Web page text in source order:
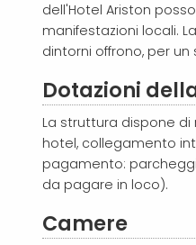
dell'Hotel Ariston
manifestazioni locali.
dintorni offrono, per
Dotazioni
La struttura dispone di
hotel, collegamento
pagamento:
da pagare in loco).
Camere